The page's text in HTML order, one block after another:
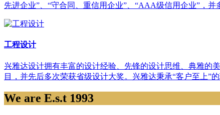
先进企业”、“守合同、重信用企业”、“AAA级信用企业”，
工程设计
兴雅达设计拥有丰富的设计经验、先锋的设计思维、典雅的
目，并先后多次荣获省级设计大奖。兴雅达秉承“客户至上”
We are E.s.t 1993